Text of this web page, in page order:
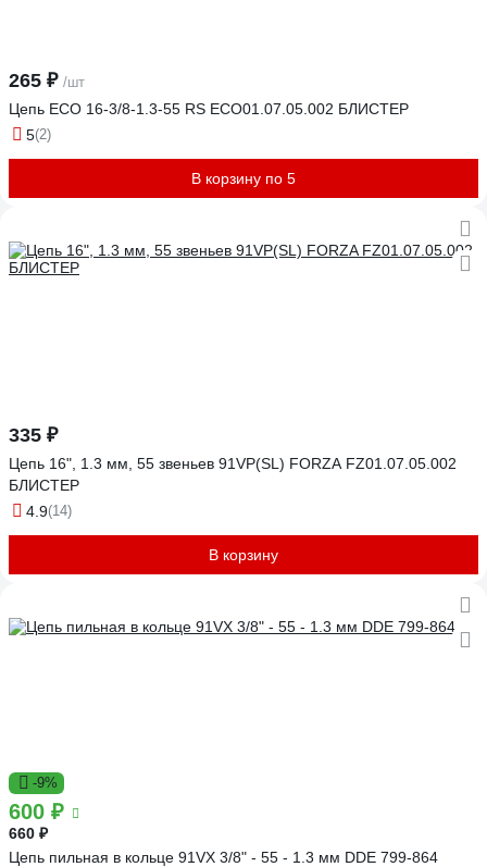
265 ₽ /шт
Цепь ECO 16-3/8-1.3-55 RS ECO01.07.05.002 БЛИСТЕР
5(2)
В корзину по 5
335 ₽
Цепь 16", 1.3 мм, 55 звеньев 91VP(SL) FORZA FZ01.07.05.002
БЛИСТЕР
4.9(14)
В корзину
-9%
600 ₽
660 ₽
Цепь пильная в кольце 91VX 3/8" - 55 - 1.3 мм DDE 799-864